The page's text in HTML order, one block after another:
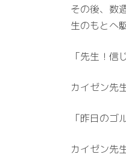
その後、数
生のもとへ
「先生！信
カイゼン先
「昨日の
カイゼン先